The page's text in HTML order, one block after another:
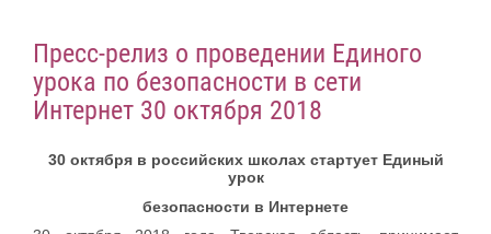
Пресс-релиз о проведении Единого
урока по безопасности в сети
Интернет 30 октября 2018
30 октября в российских школах стартует Единый
урок
безопасности в Интернете